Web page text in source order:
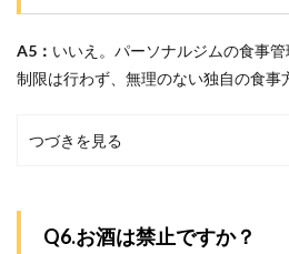
A5： いいえ。パーソナルジムの食事
制限は行わず、無理のない独自の食事
つづきを見る
Q6.お酒は禁止ですか？